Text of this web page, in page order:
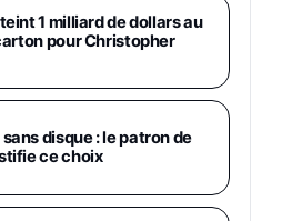
256 Go Violet
Tiers)
- Casque Enfant - Bleu &
5 Casques, Blanc
(Vendeur Tiers)
Routeur sans Fil Double
et Client VPN, Triple
1 milliard de dollars au
pour Christopher
disque : le patron de
ce choix